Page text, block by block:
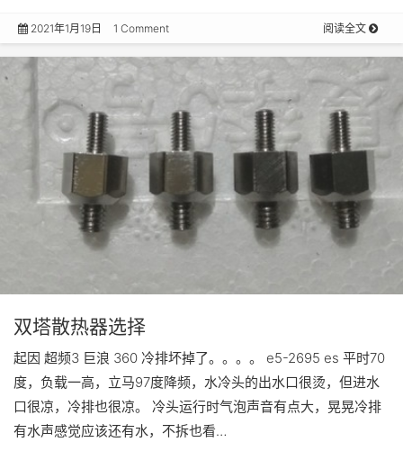
2021年1月19日 1 Comment 阅读全文
双塔散热器选择
起因 超频3 巨浪 360 冷排坏掉了。。。。 e5-2695 es 平时70
度，负载一高，立马97度降频，水冷头的出水口很烫，但进水
口很凉，冷排也很凉。 冷头运行时气泡声音有点大，晃晃冷排
有水声感觉应该还有水，不拆也看…